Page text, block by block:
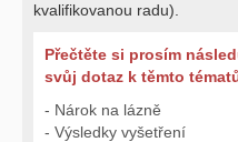
kvalifikovanou radu).
Přečtěte si prosím
svůj dotaz k těmto
- Nárok na lázně
- Výsledky vyšetření